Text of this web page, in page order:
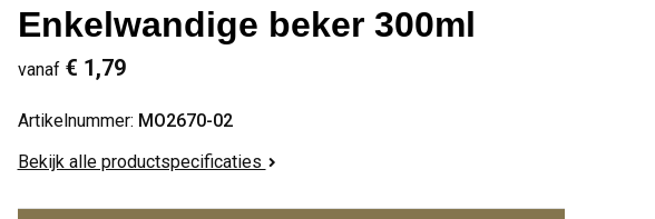
Enkelwandige beker 300ml
vanaf € 1,79
Artikelnummer: MO2670-02
Bekijk alle productspecificaties